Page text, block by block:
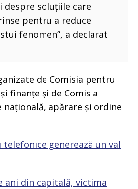
despre soluțiile care
pentru a reduce
fenomen”, a declarat
de Comisia pentru
finanțe și de Comisia
apărare și ordine
telefonice generează un val
ani din capitală, victima